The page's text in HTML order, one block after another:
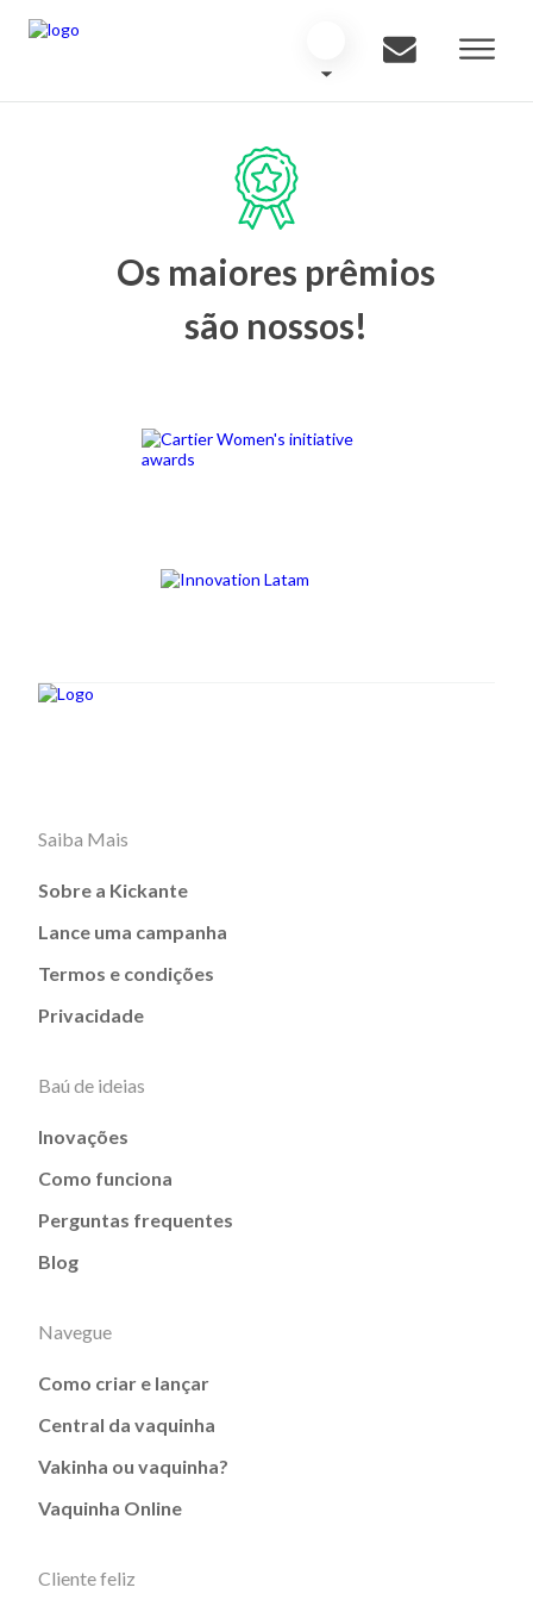
Os maiores prêmios
são nossos!
Saiba Mais
Sobre a Kickante
Lance uma campanha
Termos e condições
Privacidade
Baú de ideias
Inovações
Como funciona
Perguntas frequentes
Blog
Navegue
Como criar e lançar
Central da vaquinha
Vakinha ou vaquinha?
Vaquinha Online
Cliente feliz